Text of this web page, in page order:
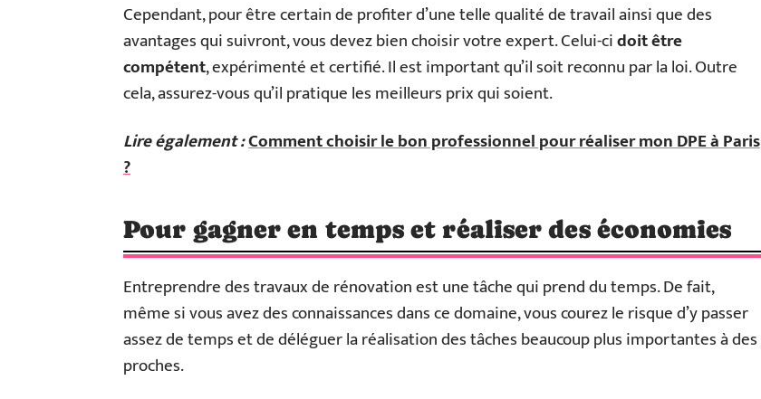
Cependant, pour être certain de profiter d’une telle qualité de travail ainsi que des
avantages qui suivront, vous devez bien choisir votre expert. Celui-cidoit être
compétent, expérimenté et certifié. Il est important qu’il soit reconnu par la loi. Outre
cela, assurez-vous qu’il pratique les meilleurs prix qui soient.
Lire également :Comment choisir le bon professionnel pour réaliser mon DPE à Paris
?
Pour gagner en temps et réaliser des économies
Entreprendre des travaux de rénovation est une tâche qui prend du temps. De fait,
même si vous avez des connaissances dans ce domaine, vous courez le risque d’y passer
assez de temps et de déléguer la réalisation des tâches beaucoup plus importantes à des
proches.